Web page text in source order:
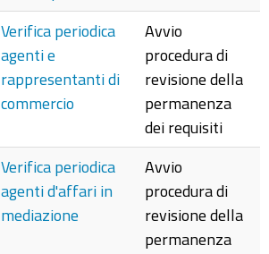
Verifica periodica
agenti e
rappresentanti di
commercio
Avvio
procedura di
revisione della
permanenza
dei requisiti
Verifica periodica
agenti d'affari in
mediazione
Avvio
procedura di
revisione della
permanenza